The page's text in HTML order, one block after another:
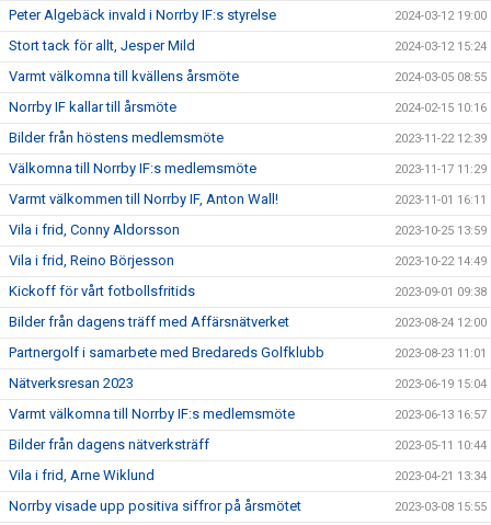
Peter Algebäck invald i Norrby IF:s styrelse 2024-03-12 19:00
Stort tack för allt, Jesper Mild 2024-03-12 15:24
Varmt välkomna till kvällens årsmöte 2024-03-05 08:55
Norrby IF kallar till årsmöte 2024-02-15 10:16
Bilder från höstens medlemsmöte 2023-11-22 12:39
Välkomna till Norrby IF:s medlemsmöte 2023-11-17 11:29
Varmt välkommen till Norrby IF, Anton Wall! 2023-11-01 16:11
Vila i frid, Conny Aldorsson 2023-10-25 13:59
Vila i frid, Reino Börjesson 2023-10-22 14:49
Kickoff för vårt fotbollsfritids 2023-09-01 09:38
Bilder från dagens träff med Affärsnätverket 2023-08-24 12:00
Partnergolf i samarbete med Bredareds Golfklubb 2023-08-23 11:01
Nätverksresan 2023 2023-06-19 15:04
Varmt välkomna till Norrby IF:s medlemsmöte 2023-06-13 16:57
Bilder från dagens nätverksträff 2023-05-11 10:44
Vila i frid, Arne Wiklund 2023-04-21 13:34
Norrby visade upp positiva siffror på årsmötet 2023-03-08 15:55